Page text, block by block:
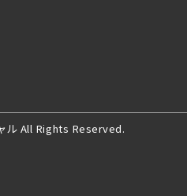
ル All Rights Reserved.